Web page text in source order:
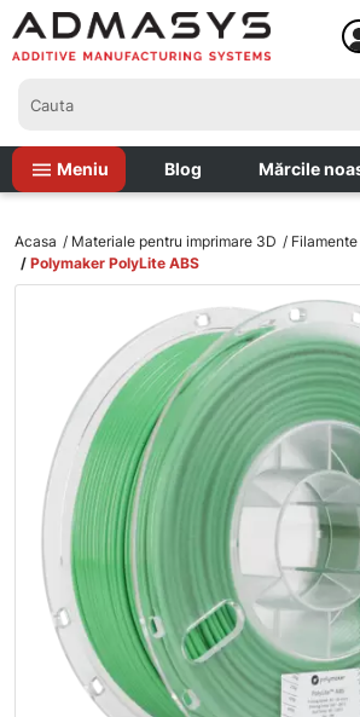
Meniu Blog Mărcile
Acasa Materiale pentru imprimare 3D
Polymaker PolyLite ABS